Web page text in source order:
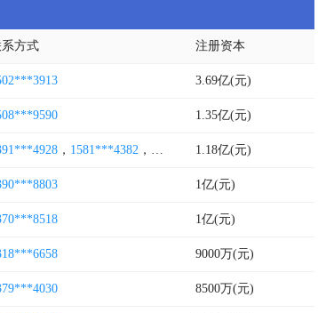
方式 注册资本
3.69亿(元)
1.35亿(元)
， 1581***4382 ， 0108***07851.18亿(元)
1亿(元)
1亿(元)
9000万(元)
8500万(元)